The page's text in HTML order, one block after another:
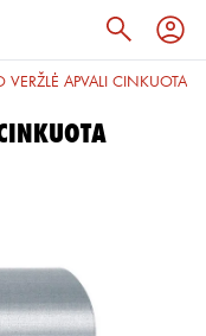
APVALI CINKUOTA